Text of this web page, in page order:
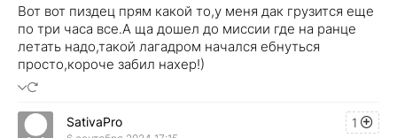
Вот вот пиздец прям какой то,у меня дак грузится еще
по три часа все.А ща дошел до миссии где на ранце
летать надо,такой лагадром начался ебнуться
просто,короче забил нахер!)
1
SativaPro